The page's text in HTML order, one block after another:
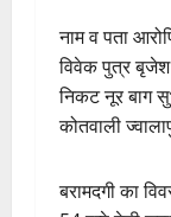
नाम व पता
विवेक पुत्र बृजेश
निकट नूर बाग
कोतवाली
बरामदगी का